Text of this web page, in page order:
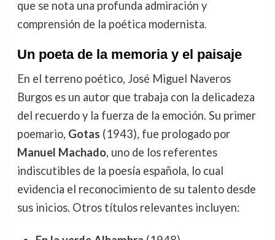
que se nota una profunda admiración y
comprensión de la poética modernista.
Un poeta de la memoria y el paisaje
En el terreno poético, José Miguel Naveros
Burgos es un autor que trabaja con la delicadeza
del recuerdo y la fuerza de la emoción. Su primer
poemario, Gotas (1943), fue prologado por
Manuel Machado, uno de los referentes
indiscutibles de la poesía española, lo cual
evidencia el reconocimiento de su talento desde
sus inicios. Otros títulos relevantes incluyen: